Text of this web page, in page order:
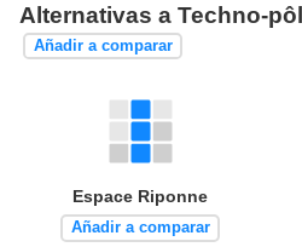
Alternativas a Techno-
Añadir a comparar
Espace Riponne
Añadir a comparar